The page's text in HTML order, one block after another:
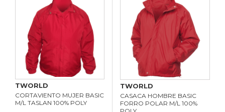
TWORLD
CORTAVIENTO MUJER BASIC
M/L TASLAN 100% POLY
TWORLD
CASACA HOMBRE BASIC
FORRO POLAR M/L 100%